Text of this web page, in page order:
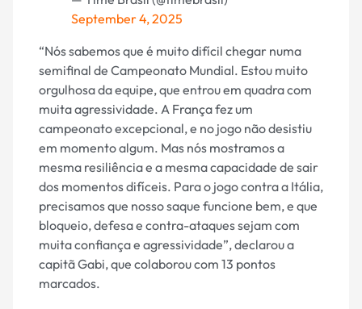
September 4, 2025
“Nós sabemos que é muito difícil chegar numa
semifinal de Campeonato Mundial. Estou muito
orgulhosa da equipe, que entrou em quadra com
muita agressividade. A França fez um
campeonato excepcional, e no jogo não desistiu
em momento algum. Mas nós mostramos a
mesma resiliência e a mesma capacidade de sair
dos momentos difíceis. Para o jogo contra a Itália,
precisamos que nosso saque funcione bem, e que
bloqueio, defesa e contra-ataques sejam com
muita confiança e agressividade”, declarou a
capitã Gabi, que colaborou com 13 pontos
marcados.